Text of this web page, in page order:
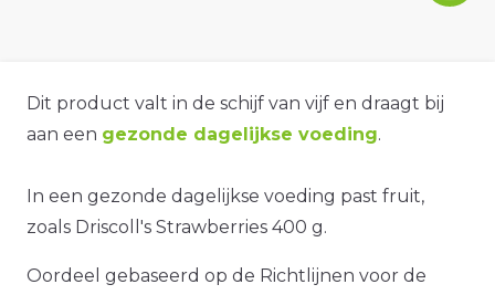
Dit product valt in de schijf van vijf en draagt bij
aan een gezonde dagelijkse voeding.
In een gezonde dagelijkse voeding past fruit,
zoals Driscoll's Strawberries 400 g.
Oordeel gebaseerd op de Richtlijnen voor de